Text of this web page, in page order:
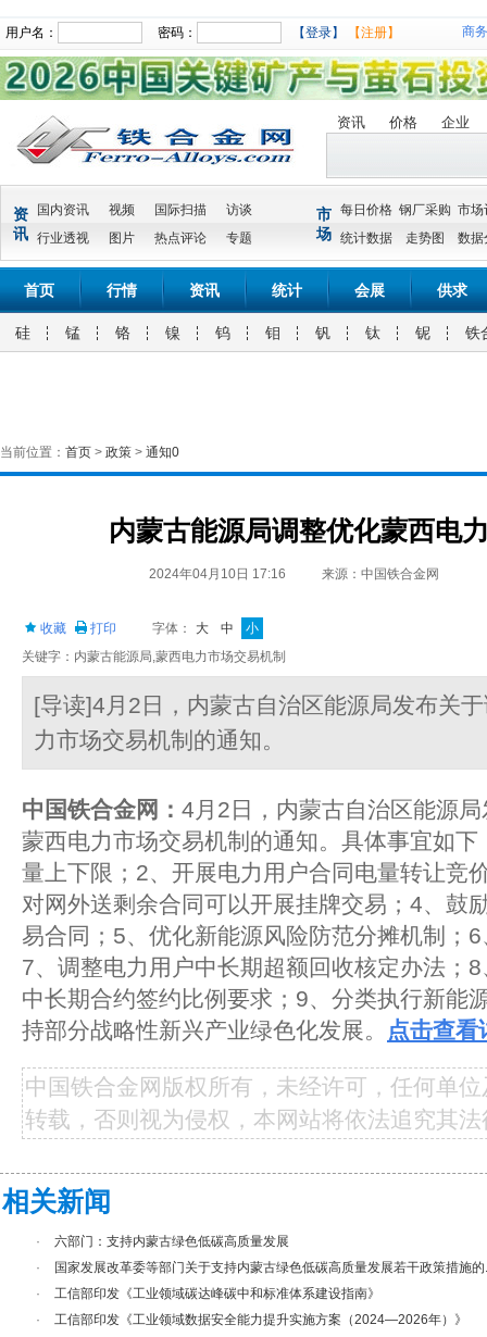
用户名： 密码： 【登录】 【注册】 商
资讯 价格 企业
资
讯
国内资讯 视频 国际扫描
访谈
行业透视
图片 热点评论 专题
市
场
每日价格 钢厂采购 市场
统计数据
走势图 数据
首页 行情 资讯 统计 会展 供求
硅 锰 铬 镍 钨 钼 钒 钛 铌 铁
当前位置： 首页 > 政策 > 通知0
内蒙古能源局调整优化蒙西电
2024年04月10日 17:16 来源：中国铁合金网
收藏 打印 字体： 大 中
小
关键字：内蒙古能源局,蒙西电力市场交易机制
[导读]4月2日，内蒙古自治区能源局发布关
力市场交易机制的通知。
中国铁合金网： 4月2日，内蒙古自治区能源
蒙西电力市场交易机制的通知。具体事宜如
量上下限；2、开展电力用户合同电量转让竞
对网外送剩余合同可以开展挂牌交易；4、鼓
易合同；5、优化新能源风险防范分摊机制；
7、调整电力用户中长期超额回收核定办法；
中长期合约签约比例要求；9、分类执行新能
持部分战略性新兴产业绿色化发展。
点击查看
中国铁合金网版权所有，未经许可，任何单
转载，否则视为侵权，本网站将依法追究其
相关新闻
·
六部门：支持内蒙古绿色低碳高质量发展
·
国家发展改革委等部门关于支持内蒙古绿色低碳高质量发展若干政策措施的
·
工信部印发《工业领域碳达峰碳中和标准体系建设指南》
·
工信部印发《工业领域数据安全能力提升实施方案（2024—2026年）》